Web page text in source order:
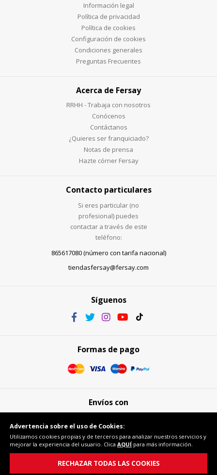
Información legal
Política de privacidad
Política de cookies
Configuración de cookies
Condiciones generales
Preguntas Frecuentes
Acerca de Fersay
RRHH - Trabaja con nosotros
Conócenos
Contáctanos
¿Quieres ser franquiciado?
Notas de prensa
Hazte córner Fersay
Contacto particulares
Si eres particular (no
profesional) puedes
contactar a través de este
teléfono:
865617080 (número con tarifa nacional)
tiendasfersay@fersay.com
Síguenos
Formas de pago
Envíos con
Compra segura
Advertencia sobre el uso de Cookies:
Utilizamos cookies propias y de terceros para analizar nuestros servicios y
mejorar la experiencia del usuario. Clica AQUÍ para más información.
RECHAZAR TODAS LAS COOKIES